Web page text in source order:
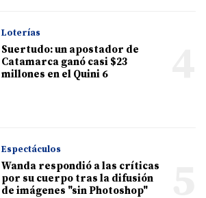
Loterías
Suertudo: un apostador de
Catamarca ganó casi $23
millones en el Quini 6
Espectáculos
Wanda respondió a las críticas
por su cuerpo tras la difusión
de imágenes "sin Photoshop"